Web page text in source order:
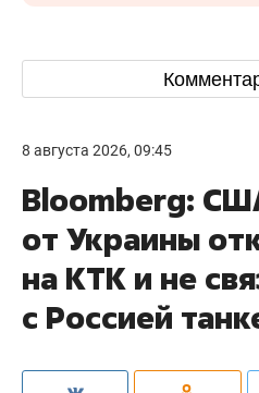
8 августа 2026, 09:45
Bloomberg:
от Украины
на КТК и не
с Россией